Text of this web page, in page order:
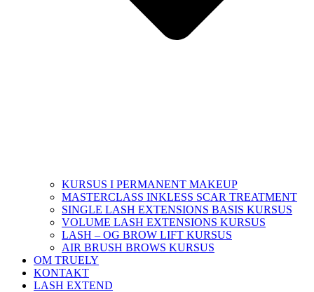
KURSUS I PERMANENT MAKEUP
MASTERCLASS INKLESS SCAR TREATMENT
SINGLE LASH EXTENSIONS BASIS KURSUS
VOLUME LASH EXTENSIONS KURSUS
LASH – OG BROW LIFT KURSUS
AIR BRUSH BROWS KURSUS
OM TRUELY
KONTAKT
LASH EXTEND